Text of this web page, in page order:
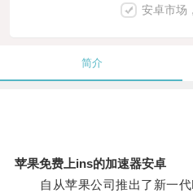
安卓市场
简介
苹果免费上ins的加速器安卓
自从苹果公司推出了新一代